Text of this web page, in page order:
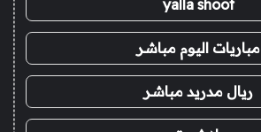
yalla shoot
مباريات اليوم مباشر
ريال مدريد مباشر